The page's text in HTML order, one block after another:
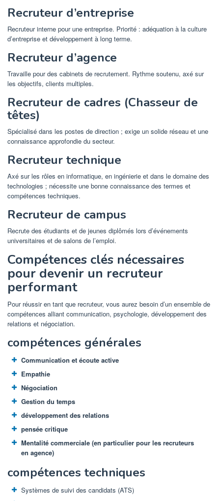
Recruteur d’entreprise
Recruteur interne pour une entreprise. Priorité : adéquation à la culture
d’entreprise et développement à long terme.
Recruteur d’agence
Travaille pour des cabinets de recrutement. Rythme soutenu, axé sur
les objectifs, clients multiples.
Recruteur de cadres (Chasseur de
têtes)
Spécialisé dans les postes de direction ; exige un solide réseau et une
connaissance approfondie du secteur.
Recruteur technique
Axé sur les rôles en informatique, en ingénierie et dans le domaine des
technologies ; nécessite une bonne connaissance des termes et
compétences techniques.
Recruteur de campus
Recrute des étudiants et de jeunes diplômés lors d’événements
universitaires et de salons de l’emploi.
Compétences clés nécessaires
pour devenir un recruteur
performant
Pour réussir en tant que recruteur, vous aurez besoin d’un ensemble de
compétences alliant communication, psychologie, développement des
relations et négociation.
compétences générales
Communication et écoute active
Empathie
Négociation
Gestion du temps
développement des relations
pensée critique
Mentalité commerciale (en particulier pour les recruteurs
en agence)
compétences techniques
Systèmes de suivi des candidats (ATS)